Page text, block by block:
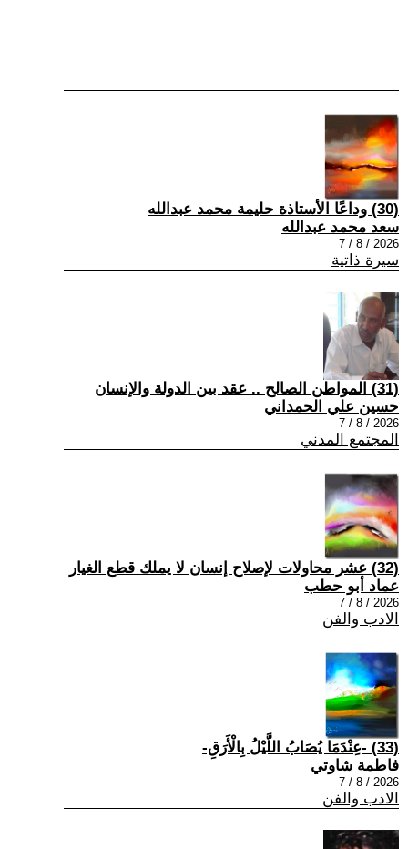
(30) وداعًا الأستاذة حليمة محمد عبدالله
سعد محمد عبدالله
2026 / 8 / 7
سيرة ذاتية
(31) المواطن الصالح .. عقد بين الدولة والإنسان
حسين علي الحمداني
2026 / 8 / 7
المجتمع المدني
(32) عشر محاولات لإصلاح إنسان لا يملك قطع الغيار
عماد أبو حطب
2026 / 8 / 7
الادب والفن
(33) -عِنْدَمَا يُصَابُ اللَّيْلُ بِالْأَرَقِ-
فاطمة شاوتي
2026 / 8 / 7
الادب والفن